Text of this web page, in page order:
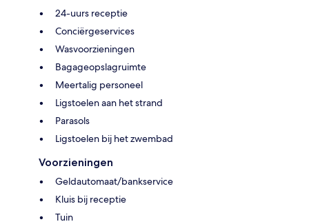
24-uurs receptie
Conciërgeservices
Wasvoorzieningen
Bagageopslagruimte
Meertalig personeel
Ligstoelen aan het strand
Parasols
Ligstoelen bij het zwembad
Voorzieningen
Geldautomaat/bankservice
Kluis bij receptie
Tuin